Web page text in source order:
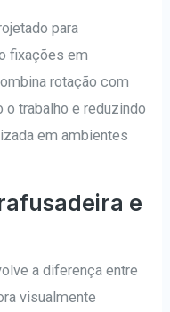
para
fixações em
rotação com
trabalho e reduzindo
em ambientes
e
a diferença entre
visualmente